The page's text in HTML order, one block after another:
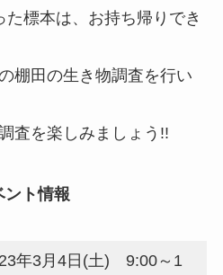
た標本は、お持ち帰りでき
棚田の生き物調査を行い
査を楽しみましょう!!
ント情報
年3月4日(土) 9:00～1